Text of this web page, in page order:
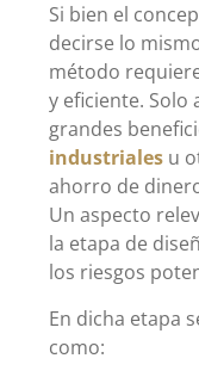
Si bien el
decirse lo
método
y eficiente. Solo
grandes
industriales u
ahorro de
Un aspecto
la etapa de
los riesgos
En dicha etapa
como: